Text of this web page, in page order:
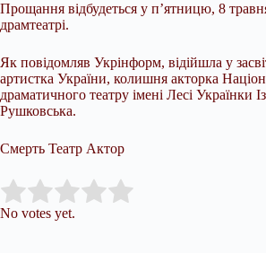
Прощання відбудеться у п’ятницю, 8
драмтеатрі.
Як повідомляв Укрінформ, відійшла у
артистка України, колишня акторка
драматичного театру імені Лесі Українки
Рушковська.
Смерть Театр Актор
Rate this item:
No votes yet.